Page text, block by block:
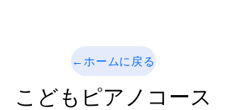
←ホームに戻る
こどもピアノコース